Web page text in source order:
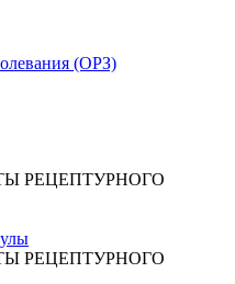
(ОРЗ)
РЕЦЕПТУРНОГО
РЕЦЕПТУРНОГО